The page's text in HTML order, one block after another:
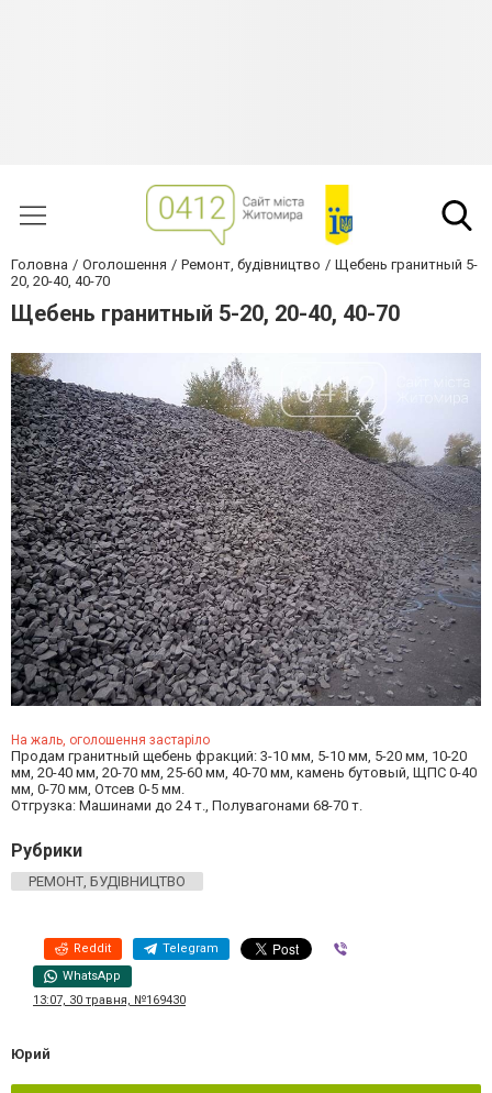
Головна Оголошення Ремонт, будівництво
Щебень гранитный 5-
20, 20-40, 40-70
Щебень гранитный 5-20, 20-40, 40-70
На жаль, оголошення застаріло
Продам гранитный щебень фракций: 3-10 мм, 5-10 мм, 5-20 мм, 10-20
мм, 20-40 мм, 20-70 мм, 25-60 мм, 40-70 мм, камень бутовый, ЩПС 0-40
мм, 0-70 мм, Отсев 0-5 мм.
Отгрузка: Машинами до 24 т., Полувагонами 68-70 т.
Рубрики
РЕМОНТ, БУДІВНИЦТВО
Reddit Telegram
WhatsApp
13:07, 30 травня, №169430
Юрий